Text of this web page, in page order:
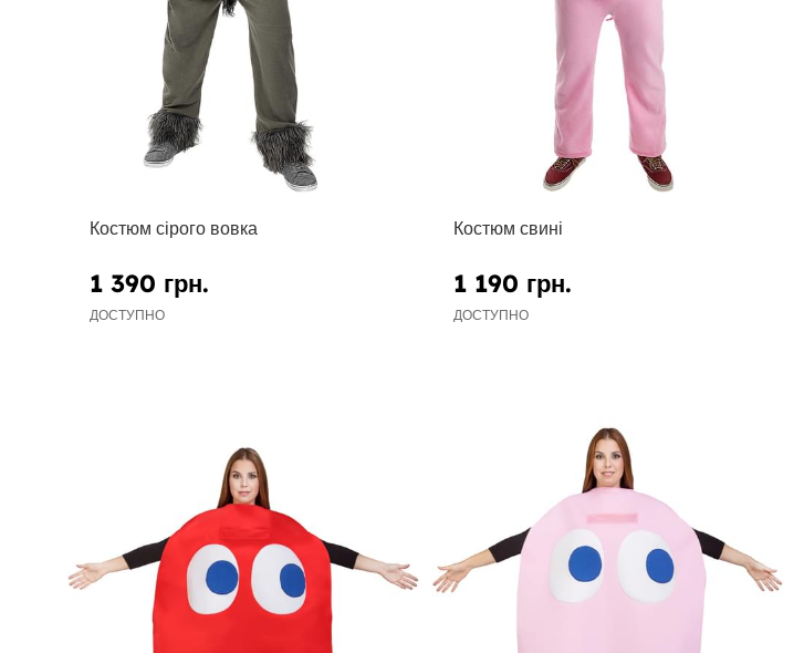
Костюм сірого вовка
1 390 грн.
ДОСТУПНО
Костюм свині
1 190 грн.
ДОСТУПНО